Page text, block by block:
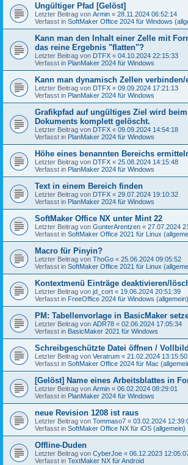
Ungültiger Pfad [Gelöst]
Letzter Beitrag von Armin « 28.11.2024 06:52:14
Verfasst in SoftMaker Office 2024 für Windows
Kann man den Inhalt einer Zelle mit
das reine Ergebnis "flatten"?
Letzter Beitrag von DTFX « 04.10.2024 22:15:33
Verfasst in PlanMaker 2024 für Windows
Kann man dynamisch Zellen
Letzter Beitrag von DTFX « 09.09.2024 17:21:13
Verfasst in PlanMaker 2024 für Windows
Grafikpfad auf ungültiges Ziel wird
Dokuments komplett gelöscht.
Letzter Beitrag von DTFX « 09.09.2024 14:54:18
Verfasst in PlanMaker 2024 für Windows
Höhe eines benannten Bereichs
Letzter Beitrag von DTFX « 25.08.2024 14:15:48
Verfasst in PlanMaker 2024 für Windows
Text in einem Bereich finden
Letzter Beitrag von DTFX « 29.07.2024 19:10:32
Verfasst in PlanMaker 2024 für Windows
SoftMaker Office NX unter Mint 22
Letzter Beitrag von GunterArentzen « 27.07.2024
Verfasst in SoftMaker Office 2021 für Linux
Macro für Pinyin?
Letzter Beitrag von ThoGo « 25.06.2024 09:05:52
Verfasst in SoftMaker Office 2021 für Linux
Kontextmenü Einträge deaktivieren/
Letzter Beitrag von jd_cort « 19.06.2024 20:51:39
Verfasst in FreeOffice 2024 für Windows (allgemein)
PM: Tabellenvorlage in BasicMaker
Letzter Beitrag von ADR78 « 02.06.2024 17:05:34
Verfasst in BasicMaker 2021 für Windows
Schreibgeschützte Datei öffnen /
Letzter Beitrag von Veratrum « 21.02.2024 13:15:50
Verfasst in SoftMaker Office 2024 für Mac
[Gelöst] Name eines Arbeitsblattes in
Letzter Beitrag von Armin « 06.02.2024 08:29:01
Verfasst in PlanMaker 2024 für Windows
neue Revision 1208 ist raus
Letzter Beitrag von Tommaso7 « 03.02.2024
Verfasst in SoftMaker Office NX für iOS (allgemein)
Offline-Duden
Letzter Beitrag von CyberJoe « 06.12.2023
Verfasst in TextMaker NX für Android